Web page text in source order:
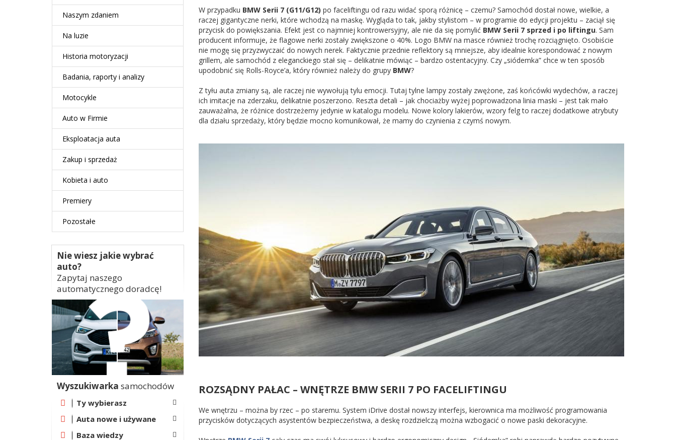
W przypadku BMW Serii 7 (G11/G12) po faceliftingu od razu widać sporą różnicę – czemu? Samochód dostał nowe, wielkie, a
raczej gigantyczne nerki, które wchodzą na maskę. Wygląda to tak, jakby stylistom – w programie do edycji projektu – zaciął się
przycisk do powiększania. Efekt jest co najmniej kontrowersyjny, ale nie da się pomylić BMW Serii 7 sprzed i po liftingu. Sam
producent informuje, że flagowe nerki zostały zwiększone o 40%. Logo BMW na masce również trochę rozciągnięto. Osobiście
nie mogę się przyzwyczaić do nowych nerek. Faktycznie przednie reflektory są mniejsze, aby idealnie korespondować z nowym
grillem, ale samochód z eleganckiego stał się – delikatnie mówiąc – bardzo ostentacyjny. Czy „siódemka” chce w ten sposób
upodobnić się Rolls-Royce’a, który również należy do grupy BMW?
Z tyłu auta zmiany są, ale raczej nie wywołują tylu emocji. Tutaj tylne lampy zostały zwężone, zaś końcówki wydechów, a raczej
ich imitacje na zderzaku, delikatnie poszerzono. Reszta detali – jak chociażby wyżej poprowadzona linia maski – jest tak mało
zauważalna, że różnice dostrzeżemy jedynie w katalogu modelu. Nowe kolory lakierów, wzory felg to raczej dodatkowe atrybuty
dla działu sprzedaży, który będzie mocno komunikował, że mamy do czynienia z czymś nowym.
ROZSĄDNY PAŁAC – WNĘTRZE BMW SERII 7 PO FACELIFTINGU
We wnętrzu – można by rzec – po staremu. System iDrive dostał nowszy interfejs, kierownica ma możliwość programowania
przycisków dotyczących asystentów bezpieczeństwa, a deskę rozdzielczą można wzbogacić o nowe paski dekoracyjne.
Naszym zdaniem
Na luzie
Historia motoryzacji
Badania, raporty i analizy
Motocykle
Auto w Firmie
Eksploatacja auta
Zakup i sprzedaż
Kobieta i auto
Premiery
Pozostałe
Nie wiesz jakie wybrać
auto?
Zapytaj naszego
automatycznego doradcę!
Wyszukiwarka samochodów
Ty wybierasz
Auta nowe i używane
Baza wiedzy